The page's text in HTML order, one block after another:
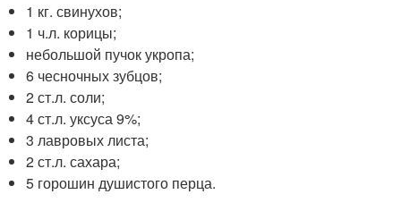
1 кг. свинухов;
1 ч.л. корицы;
небольшой пучок укропа;
6 чесночных зубцов;
2 ст.л. соли;
4 ст.л. уксуса 9%;
3 лавровых листа;
2 ст.л. сахара;
5 горошин душистого перца.